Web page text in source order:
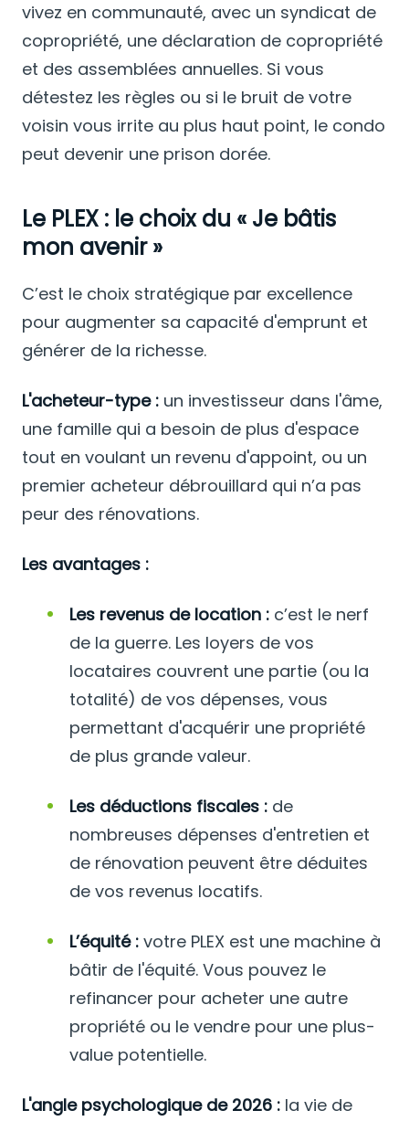
vivez en communauté, avec un syndicat de
copropriété, une déclaration de copropriété
et des assemblées annuelles. Si vous
détestez les règles ou si le bruit de votre
voisin vous irrite au plus haut point, le condo
peut devenir une prison dorée.
Le PLEX : le choix du « Je bâtis
mon avenir »
C’est le choix stratégique par excellence
pour augmenter sa capacité d'emprunt et
générer de la richesse.
L'acheteur-type : un investisseur dans l'âme,
une famille qui a besoin de plus d'espace
tout en voulant un revenu d'appoint, ou un
premier acheteur débrouillard qui n’a pas
peur des rénovations.
Les avantages :
Les revenus de location : c’est le nerf
de la guerre. Les loyers de vos
locataires couvrent une partie (ou la
totalité) de vos dépenses, vous
permettant d'acquérir une propriété
de plus grande valeur.
Les déductions fiscales : de
nombreuses dépenses d'entretien et
de rénovation peuvent être déduites
de vos revenus locatifs.
L’équité : votre PLEX est une machine à
bâtir de l'équité. Vous pouvez le
refinancer pour acheter une autre
propriété ou le vendre pour une plus-
value potentielle.
L'angle psychologique de 2026 : la vie de